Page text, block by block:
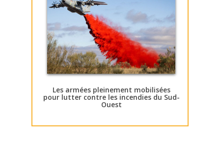
Les armées pleinement mobilisées
pour lutter contre les incendies du Sud-
Ouest